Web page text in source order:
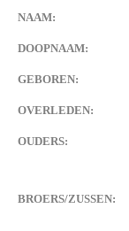
NAAM:
DOOPNAAM:
GEBOREN:
OVERLEDEN:
OUDERS:
BROERS/ZUSSEN: